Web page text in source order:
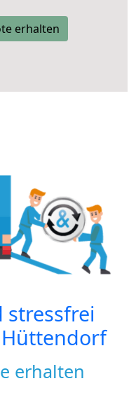
erhalten
stressfrei
Hüttendorf
erhalten